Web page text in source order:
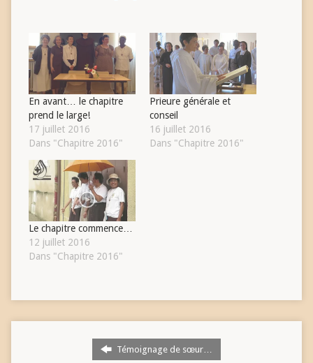
En avant… le chapitre
prend le large!
17 juillet 2016
Dans "Chapitre 2016"
Prieure générale et
conseil
16 juillet 2016
Dans "Chapitre 2016"
Le chapitre commence…
12 juillet 2016
Dans "Chapitre 2016"
Témoignage de sœur…